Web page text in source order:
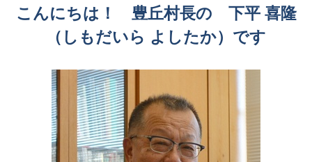
こんにちは！ 豊丘村長の 下平 喜隆
（しもだいら よしたか）です